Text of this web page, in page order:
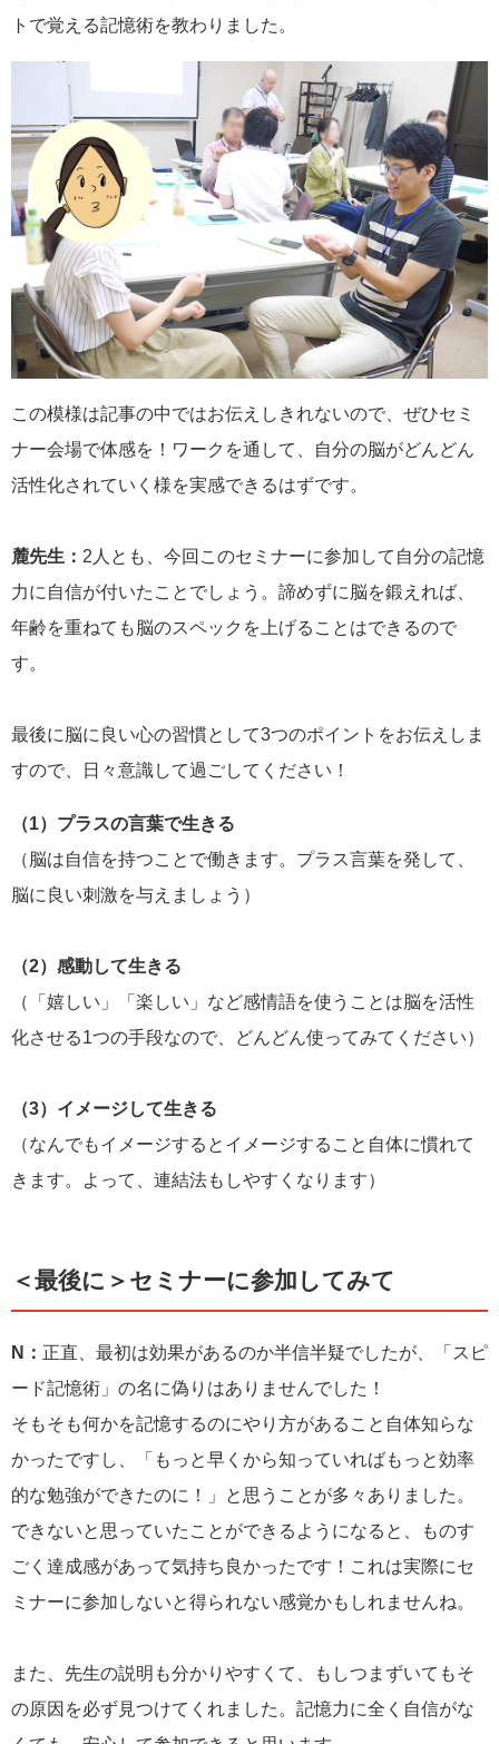
トで覚える記憶術を教わりました。
この模様は記事の中ではお伝えしきれないので、ぜひセミ
ナー会場で体感を！ワークを通して、自分の脳がどんどん
活性化されていく様を実感できるはずです。
麓先生： 2人とも、今回このセミナーに参加して自分の記憶
力に自信が付いたことでしょう。諦めずに脳を鍛えれば、
年齢を重ねても脳のスペックを上げることはできるので
す。
最後に脳に良い心の習慣として3つのポイントをお伝えしま
すので、日々意識して過ごしてください！
（1）プラスの言葉で生きる
（脳は自信を持つことで働きます。プラス言葉を発して、
脳に良い刺激を与えましょう）
（2）感動して生きる
（「嬉しい」「楽しい」など感情語を使うことは脳を活性
化させる1つの手段なので、どんどん使ってみてください）
（3）イメージして生きる
（なんでもイメージするとイメージすること自体に慣れて
きます。よって、連結法もしやすくなります）
＜最後に＞セミナーに参加してみて
N： 正直、最初は効果があるのか半信半疑でしたが、「スピ
ード記憶術」の名に偽りはありませんでした！
そもそも何かを記憶するのにやり方があること自体知らな
かったですし、「もっと早くから知っていればもっと効率
的な勉強ができたのに！」と思うことが多々ありました。
できないと思っていたことができるようになると、ものす
ごく達成感があって気持ち良かったです！これは実際にセ
ミナーに参加しないと得られない感覚かもしれませんね。
また、先生の説明も分かりやすくて、もしつまずいてもそ
の原因を必ず見つけてくれました。記憶力に全く自信がな